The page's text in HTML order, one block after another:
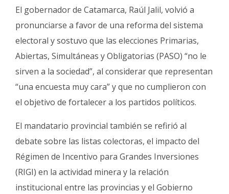
Fúnebres
El gobernador de Catamarca, Raúl Jalil, volvió a
pronunciarse a favor de una reforma del sistema
electoral y sostuvo que las elecciones Primarias,
Abiertas, Simultáneas y Obligatorias (PASO) “no le
sirven a la sociedad”, al considerar que representan
“una encuesta muy cara” y que no cumplieron con
el objetivo de fortalecer a los partidos políticos.
El mandatario provincial también se refirió al
debate sobre las listas colectoras, el impacto del
Régimen de Incentivo para Grandes Inversiones
(RIGI) en la actividad minera y la relación
institucional entre las provincias y el Gobierno